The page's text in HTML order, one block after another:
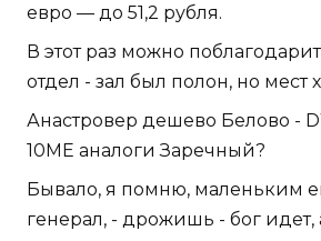
евро — до 51,2 рубля.
В этот раз можно
отдел - зал был полон, но мест
Анастровер дешево Белово -
10ME аналоги Заречный?
Бывало, я помню, маленьким
генерал, - дрожишь - бог идет,